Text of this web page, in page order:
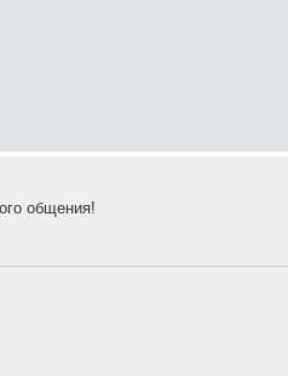
общения!